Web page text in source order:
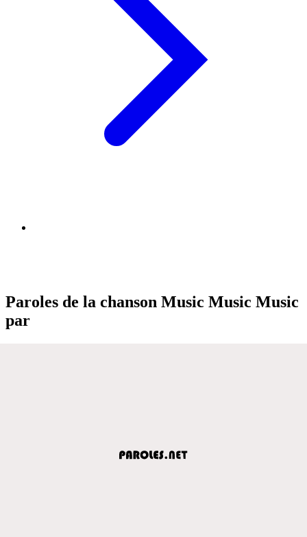
Paroles de la chanson Music Music Music
par